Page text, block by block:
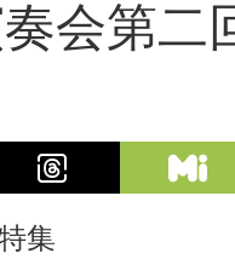
会第二
集